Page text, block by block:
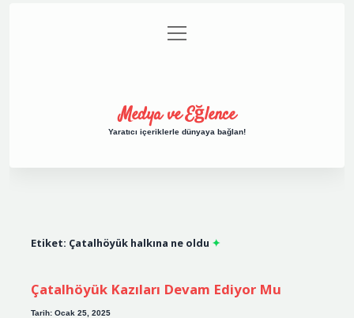
Gizlilik Politikası
menüyü
aç
Medya ve Eğlence
Yaratıcı içeriklerle dünyaya bağlan!
Etiket: Çatalhöyük halkına ne oldu
Çatalhöyük Kazıları Devam Ediyor Mu
Tarih: Ocak 25, 2025